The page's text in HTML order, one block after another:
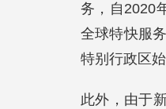
务，自2020
全球特快服
特别行政区
此外，由于